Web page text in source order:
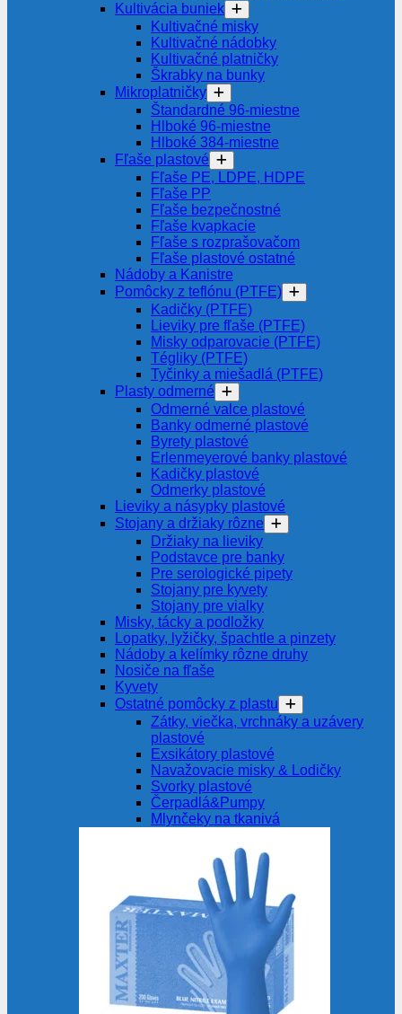
Kultivácia buniek
Kultivačné misky
Kultivačné nádobky
Kultivačné platničky
Škrabky na bunky
Mikroplatničky
Štandardné 96-miestne
Hlboké 96-miestne
Hlboké 384-miestne
Fľaše plastové
Fľaše PE, LDPE, HDPE
Fľaše PP
Fľaše bezpečnostné
Fľaše kvapkacie
Fľaše s rozprašovačom
Fľaše plastové ostatné
Nádoby a Kanistre
Pomôcky z teflónu (PTFE)
Kadičky (PTFE)
Lieviky pre fľaše (PTFE)
Misky odparovacie (PTFE)
Tégliky (PTFE)
Tyčinky a miešadlá (PTFE)
Plasty odmerné
Odmerné valce plastové
Banky odmerné plastové
Byrety plastové
Erlenmeyerové banky plastové
Kadičky plastové
Odmerky plastové
Lieviky a násypky plastové
Stojany a držiaky rôzne
Držiaky na lieviky
Podstavce pre banky
Pre serologické pipety
Stojany pre kyvety
Stojany pre vialky
Misky, tácky a podložky
Lopatky, lyžičky, špachtle a pinzety
Nádoby a kelímky rôzne druhy
Nosiče na fľaše
Kyvety
Ostatné pomôcky z plastu
Zátky, viečka, vrchnáky a uzávery
plastové
Exsikátory plastové
Navažovacie misky & Lodičky
Svorky plastové
Čerpadlá&Pumpy
Mlynčeky na tkanivá